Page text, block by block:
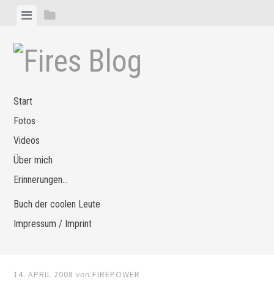
Zum
springen
MenüSeitenleiste
Start
Fotos
Videos
Über mich
Erinnerungen…
Buch der coolen Leute
Impressum / Imprint
14. APRIL 2008 von FIREPOWER